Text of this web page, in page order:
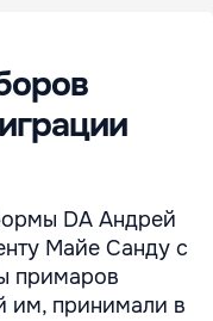
DA Андрей
Майе Санду с
примаров
им, принимали в